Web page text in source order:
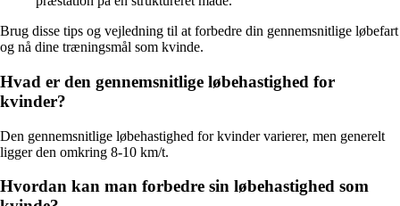
Brug disse tips og vejledning til at forbedre din gennemsnitlige løbefart
og nå dine træningsmål som kvinde.
Hvad er den gennemsnitlige løbehastighed for
kvinder?
Den gennemsnitlige løbehastighed for kvinder varierer, men generelt
ligger den omkring 8-10 km/t.
Hvordan kan man forbedre sin løbehastighed som